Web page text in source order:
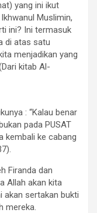
yang ini ikut
Muslimin,
ini? Ini termasuk
di atas satu
menjadikan yang
kitab Al-
: “Kalau benar
pada PUSAT
kembali ke cabang
Firanda dan
Allah akan kita
akan sertakan bukti
mereka.